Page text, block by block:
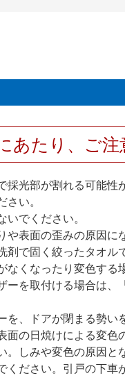
あたり、ご
光部が割れる可能性
い。
でください。
表面の歪みの原因に
で固く絞ったタオル
くなったり変色する
を取付ける場合は
、ドアが閉まる勢い
の日焼けによる変色
しみや変色の原因と
ださい。引戸の下車